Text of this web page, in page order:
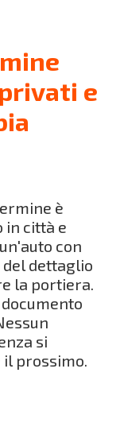
e
è
in città e
con
del dettaglio
la portiera.
si
il prossimo.